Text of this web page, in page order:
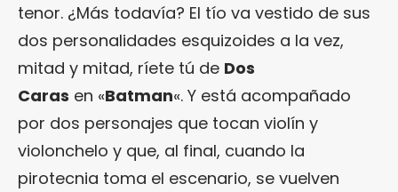
tenor. ¿Más todavía? El tío va vestido de sus
dos personalidades esquizoides a la vez,
mitad y mitad, ríete tú de Dos
Caras en «Batman«. Y está acompañado
por dos personajes que tocan violín y
violonchelo y que, al final, cuando la
pirotecnia toma el escenario, se vuelven